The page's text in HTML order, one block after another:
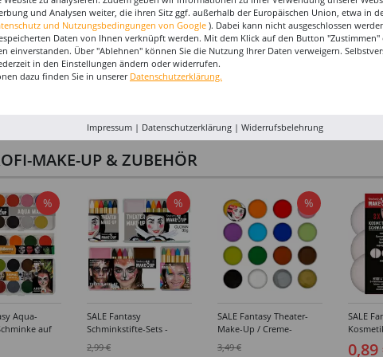
MAKE-UP & ZUBEHÖR
%
Aqua-
auf
%
SALE Fantasy
Schminkstifte-Sets -
Ausführungen
2,99 €
%
SALE Fantasy Theater-
Make-Up / Creme-
25g - Verschiedene
3,49 €
SALE
0,89
und Analysen weiter, die ihren Sitz ggf. außerhalb der Europäischen Union, etwa in
und Nutzungsbedingungen von Google ). Dabei kann nicht ausgeschlossen
Daten von Ihnen verknüpft werden. Mit dem Klick auf den Button "Zustimmen"
einverstanden. Über "Ablehnen" können Sie die Nutzung Ihrer Daten verweigern.
in den Einstellungen ändern oder widerrufen.
dazu finden Sie in unserer Datenschutzerklärung.
Impressum| Datenschutzerklärung| Widerrufsbelehrung